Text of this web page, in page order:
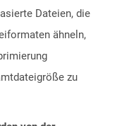
Dateien, die
ähneln,
zu